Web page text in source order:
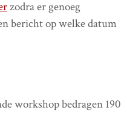
zodra er genoeg
bericht op welke datum
workshop bedragen 190